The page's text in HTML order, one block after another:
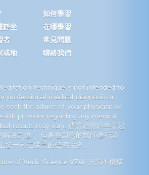
靜坐
者
或地
如何學習
在哪學習
常見問題
聯絡我們
technique is not intended to
professional medical diagnosis or
seek the advice of your physician or
provider regarding any medical
results may vary. 儘管超覺靜坐看起
解決之道， 但是在與您的醫師進行諮
您一向在接受的任何治療。
of Vedic Science VZW. 洽詢本機構